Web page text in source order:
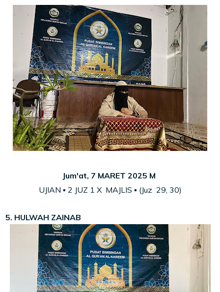
Jum'at, 7 MARET 2025 M
UJIAN ▪ 2 JUZ 1 X MAJLIS ▪ (Juz 29, 30)
5. HULWAH ZAINAB